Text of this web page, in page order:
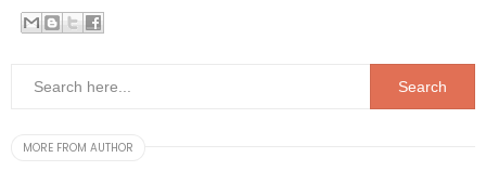
MORE FROM AUTHOR